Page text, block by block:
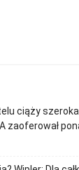
ciąży
zaoferował